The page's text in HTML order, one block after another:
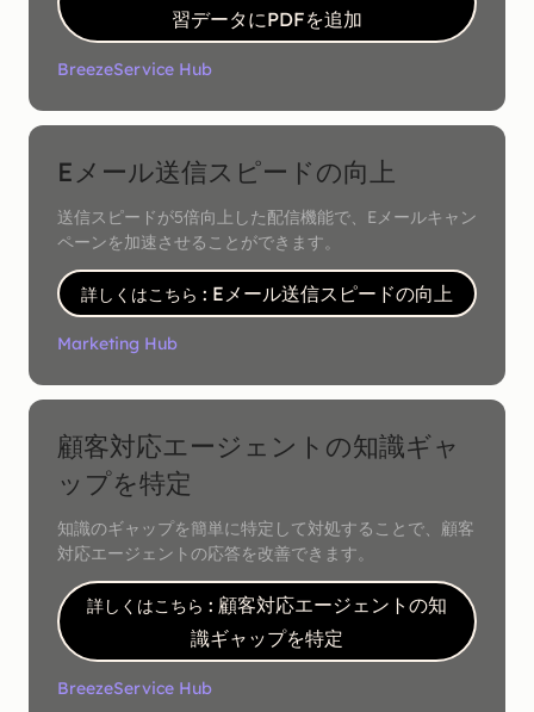
習データにPDFを追加
BreezeService Hub
Eメール送信スピードの向上
送信スピードが5倍向上した配信機能で、Eメールキャン
ペーンを加速させることができます。
詳しくはこちら : Eメール送信スピードの向上
Marketing Hub
顧客対応エージェントの知識ギャ
ップを特定
知識のギャップを簡単に特定して対処することで、顧客
対応エージェントの応答を改善できます。
詳しくはこちら : 顧客対応エージェントの知
識ギャップを特定
BreezeService Hub